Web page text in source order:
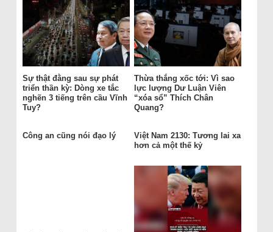
Sự thật đằng sau sự phát
triển thần kỳ: Dòng xe tắc
nghẽn 3 tiếng trên cầu Vĩnh
Tuy?
Thừa thắng xốc tới: Vì sao
lực lượng Dư Luận Viên
“xóa sổ” Thích Chân
Quang?
Công an cũng nói đạo lý
Việt Nam 2130: Tương lai xa
hơn cả một thế kỷ